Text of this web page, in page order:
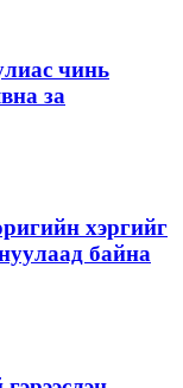
чинь
за
хэргийг
байна